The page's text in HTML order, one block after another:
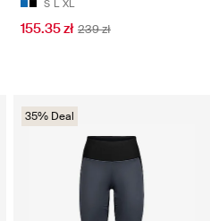
S L XL
155.35 zł 239 zł
35% Deal